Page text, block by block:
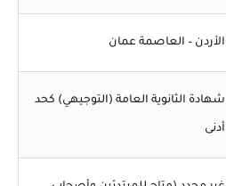
الأردن – العاصمة عمان
شهادة الثانوية العامة (التوجيهي) كحد
أدنى